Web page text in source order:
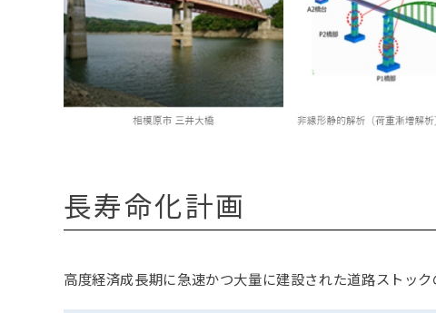
長寿命化計画
高度経済成長期に急速かつ大量に建設された道路ストッ